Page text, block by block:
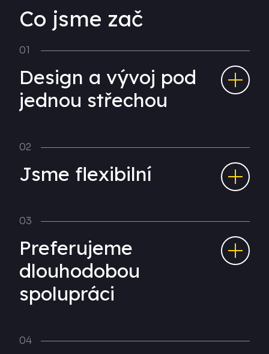
Co jsme zač
Design a vývoj pod
jednou střechou
Jsme flexibilní
Preferujeme
dlouhodobou
spolupráci